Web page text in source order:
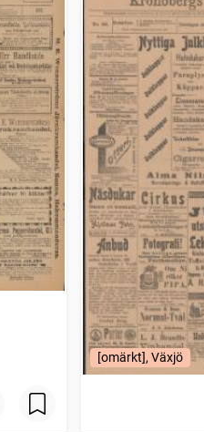
[omärkt], Växjö